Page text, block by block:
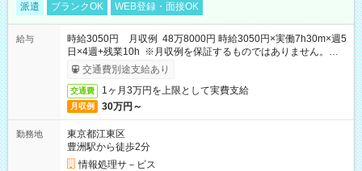
派遣 ブランクOK WEB登録・面接OK
給与
時給3050円 月収例 48万8000円 時給3050円×実働7h30m×週5
日×4週+残業10h ※月収例を保証するものではありません。※給
与即受取りサービス利用可（利用条件有）
交通費別途支給あり
交通費 1ヶ月3万円を上限として実費支給
月収例 30万円～
勤務地
東京都江東区
豊洲駅から徒歩2分
情報処理サ－ビス